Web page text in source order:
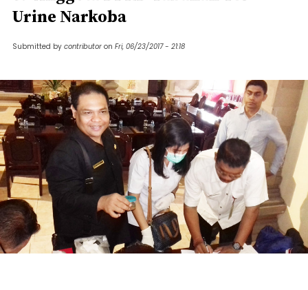
Urine Narkoba
Submitted by contributor on Fri, 06/23/2017 - 21:18